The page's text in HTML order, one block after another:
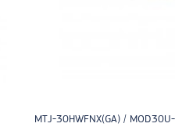
MTJ-30HWFNX(GA) /